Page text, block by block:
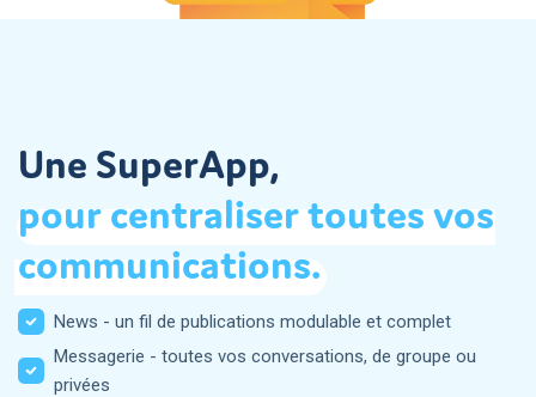
Une SuperApp,
pourcentralisertoutesvos
communications.
News - un fil de publications modulable et complet
Messagerie - toutes vos conversations, de groupe ou
privées